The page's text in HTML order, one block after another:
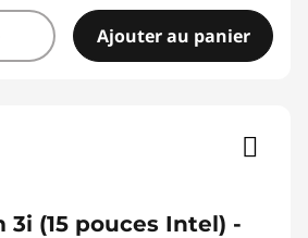
Ajouter au panier
3i (15 pouces Intel) -